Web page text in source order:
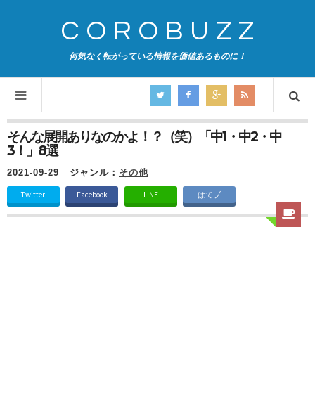
COROBUZZ
何気なく転がっている情報を価値あるものに！
そんな展開ありなのかよ！？（笑）「中1・中2・中
3！」8選
2021-09-29 ジャンル： その他
Twitter Facebook LINE はてブ